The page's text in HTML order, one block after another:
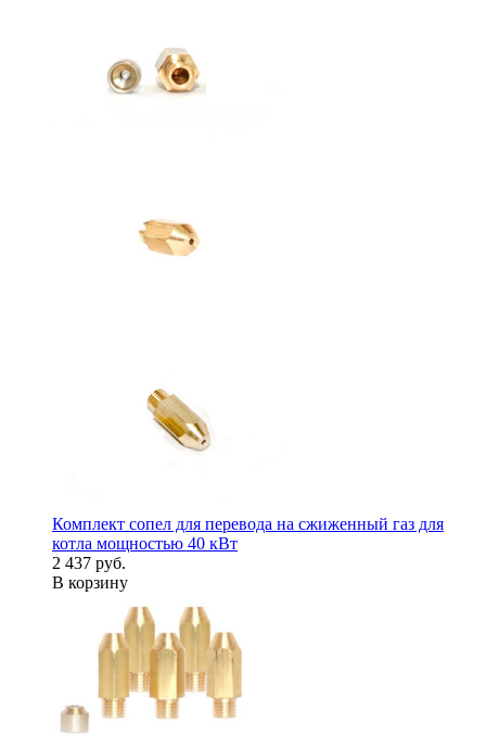
Комплект сопел для перевода на сжиженный газ для
котла мощностью 40 кВт
2 437 руб.
В корзину